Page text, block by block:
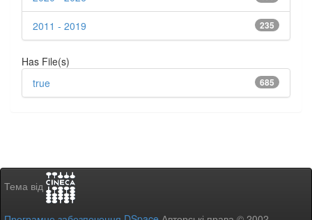
235
2011 - 2019
Has File(s)
685
true
Тема від